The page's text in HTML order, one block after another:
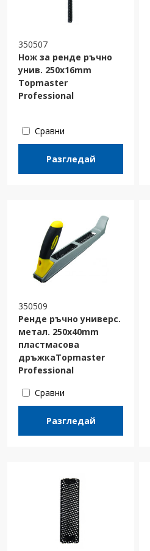
350507
Нож за ренде ръчно
унив. 250x16mm
Topmaster
Professional
Сравни
Разгледай
350509
Ренде ръчно универс.
метал. 250x40mm
пластмасова
дръжкаTopmaster
Professional
Сравни
Разгледай